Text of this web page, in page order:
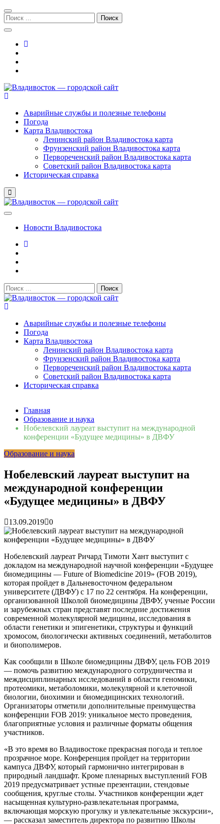
Перейти
к
навигации
Перейти
к
содержимому
Поиск:
Аварийные службы и полезные телефоны
Погода
Карта Владивостока
Ленинский район Владивостока карта
Фрунзенский район Владивостока карта
Первореченский район Владивостока карта
Советский район Владивостока карта
Историческая справка
Новости Владивостока
Поиск:
Аварийные службы и полезные телефоны
Погода
Карта Владивостока
Ленинский район Владивостока карта
Фрунзенский район Владивостока карта
Первореченский район Владивостока карта
Советский район Владивостока карта
Историческая справка
Сломалась бытовая техника во Владивостоке: как
быстро вернуть комфорт в дом и из...06.08.2026
Мобильная реклама на общественном транспорте: как
Во Владивостоке найдут хозяев незаконных сбросов в
Зарядка с полицейскими, бои кудо и семафорная азбука:
во Владивостоке прошла мас...07.07.2026
Вельгодский Олег Николаевич15.03.2026
Бочин Сергей Витальевич15.03.2026
Ходнева Василиса Валентиновна15.03.2026
Аксенов Александр Валентинович
Русинов Денис Александрович15.03.2026
Главная
Образование и наука
Нобелевский лауреат выступит на международной
конференции «Будущее медицины» в ДВФУ
Образование и наука
Нобелевский лауреат выступит на
международной конференции
«Будущее медицины» в ДВФУ
13.09.2019 0
Нобелевский лауреат Ричард Тимоти Хант выступит с
докладом на международной научной конференции «Будущее
биомедицины — Future of Biomedicine 2019» (FOB 2019),
которая пройдет в Дальневосточном федеральном
университете (ДВФУ) с 17 по 22 сентября. На конференции,
организованной Школой биомедицины ДВФУ, ученые России
и зарубежных стран представят последние достижения
современной молекулярной медицины, исследования в
области генетики и эпигенетики, структуры и функций
хромосом, биологически активных соединений, метаболитов
и биополимеров.
Как сообщили в Школе биомедицины ДВФУ, цель FOB 2019
— помочь развитию международного сотрудничества и
междисциплинарных исследований в области геномики,
протеомики, метаболомики, молекулярной и клеточной
биологии, биохимии и биомедицинских технологий.
Организаторы отметили дополнительные преимущества
конференции FOB 2019: уникальное место проведения,
благоприятные условия и различные форматы общения
участников.
«В это время во Владивостоке прекрасная погода и теплое
прозрачное море. Конференция пройдет на территории
кампуса ДВФУ, который гармонично интегрирован в
природный ландшафт. Кроме пленарных выступлений FOB
2019 предусматривает устные презентации, стендовые
сообщения, круглые столы. Участников конференции ждет
насыщенная культурно-развлекательная программа,
включающая морскую прогулку и увлекательные экскурсии»,
— рассказал заместитель директора по развитию Школы